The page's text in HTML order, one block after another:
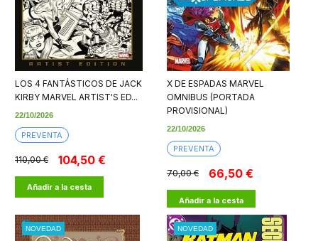
LOS 4 FANTÁSTICOS DE JACK
KIRBY MARVEL ARTIST'S ED...
22/10/2026
PREVENTA
110,00 € 104,50 €
Añadir a la cesta
X DE ESPADAS MARVEL
OMNIBUS (PORTADA
PROVISIONAL)
22/10/2026
PREVENTA
70,00 € 66,50 €
Añadir a la cesta
NOVEDAD NOVEDAD